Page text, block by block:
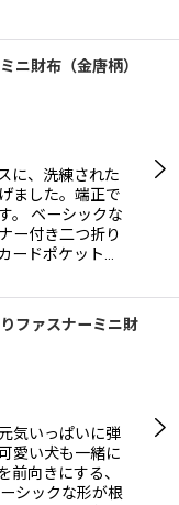
ニ財布（金唐柄）
に、洗練された
ました。端正で
。 ベーシックな
ー付き二つ折り
ードポケット…
ファスナーミニ財
気いっぱいに弾
愛い犬も一緒に
前向きにする、
シックな形が根